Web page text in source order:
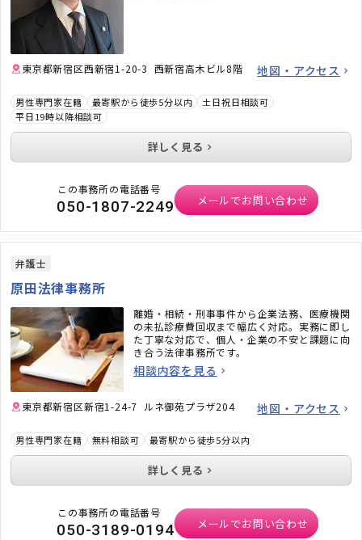
東京都新宿区西新宿1-20-3 西新宿高木ビル8階 地図・アクセス
男性専門家在籍 最寄駅から徒歩5分以内
土日祝日相談可
平日19時以降相談可
詳しく見る
この事務所の電話番号
050-1807-2249 メールでお問い合わせ
弁護士
原田法律事務所
離婚・相続・刑事事件から企業法務、医療機関
の未払診療費回収まで幅広く対応。実務に即し
た丁寧な対応で、個人・企業の不安と課題に向
き合う法律事務所です。
相談内容を見る
東京都新宿区新宿1-24-7 ルネ御苑プラザ204 地図・アクセス
男性専門家在籍 無料相談可 最寄駅から徒歩5分以内
詳しく見る
この事務所の電話番号
050-3189-0194 メールでお問い合わせ